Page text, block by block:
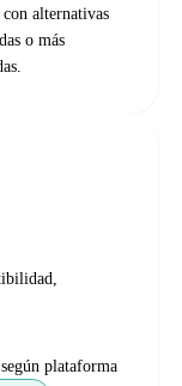
alternativas
o más
plataforma